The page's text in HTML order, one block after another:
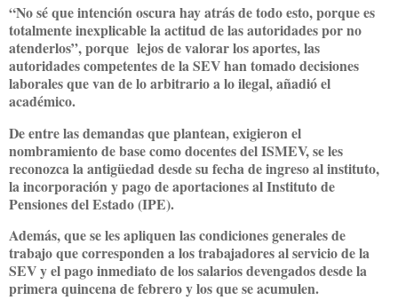
“No sé que intención oscura hay atrás de todo esto, porque es
totalmente inexplicable la actitud de las autoridades por no
atenderlos”, porque lejos de valorar los aportes, las
autoridades competentes de la SEV han tomado decisiones
laborales que van de lo arbitrario a lo ilegal, añadió el
académico.
De entre las demandas que plantean, exigieron el
nombramiento de base como docentes del ISMEV, se les
reconozca la antigüedad desde su fecha de ingreso al instituto,
la incorporación y pago de aportaciones al Instituto de
Pensiones del Estado (IPE).
Además, que se les apliquen las condiciones generales de
trabajo que corresponden a los trabajadores al servicio de la
SEV y el pago inmediato de los salarios devengados desde la
primera quincena de febrero y los que se acumulen.